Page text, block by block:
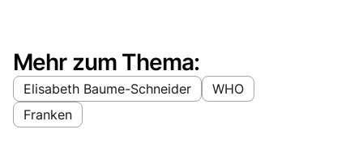
Mehr zum Thema:
Elisabeth Baume-Schneider
WHO
Franken